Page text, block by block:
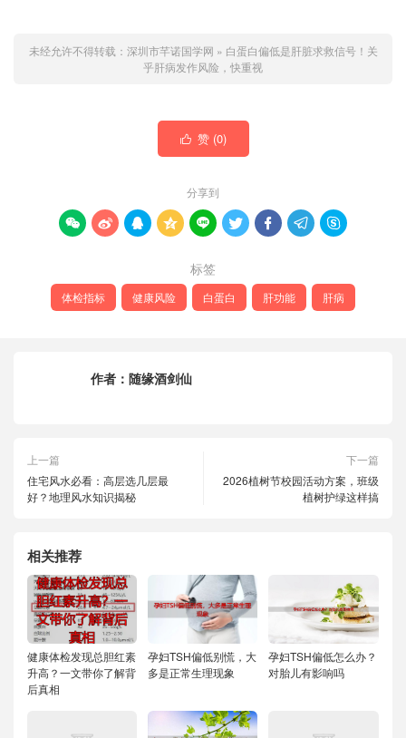
未经允许不得转载： 深圳市芊诺国学网 » 白蛋白偏低是肝脏求救信号！关
乎肝病发作风险，快重视
 赞 (0)
分享到
        
标签
体检指标 健康风险 白蛋白 肝功能 肝病
作者： 随缘酒剑仙
上一篇
住宅风水必看：高层选几层最
好？地理风水知识揭秘
下一篇
2026植树节校园活动方案，班级
植树护绿这样搞
相关推荐
健康体检发现总胆红素
升高？一文带你了解背
后真相
孕妇TSH偏低别慌，大
多是正常生理现象
孕妇TSH偏低怎么办？
对胎儿有影响吗